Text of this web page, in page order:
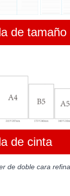
de tamaño
de cinta
de doble cara